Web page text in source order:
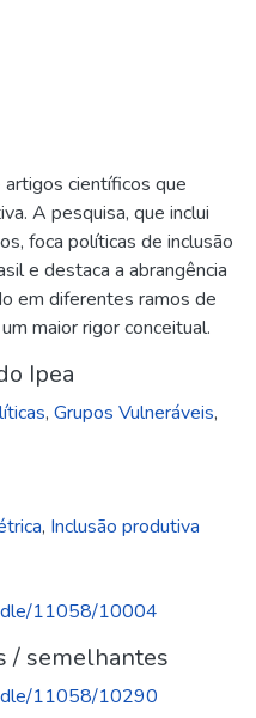
artigos científicos que
A pesquisa, que inclui
foca políticas de inclusão
e destaca a abrangência
em diferentes ramos de
maior rigor conceitual.
Ipea
, Grupos Vulneráveis,
, Inclusão produtiva
11058/10004
/ semelhantes
11058/10290